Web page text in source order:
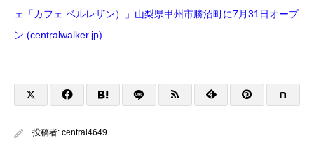
ェ「カフェ ベルレザン）」山梨県甲州市勝沼町に7月31日オープ
ン (centralwalker.jp)
投稿者: central4649